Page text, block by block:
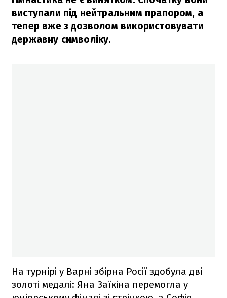
виступали під нейтральним прапором, а
тепер вже з дозволом використовувати
державну символіку.
На турнірі у Варні збірна Росії здобула дві
золоті медалі: Яна Заїкіна перемогла у